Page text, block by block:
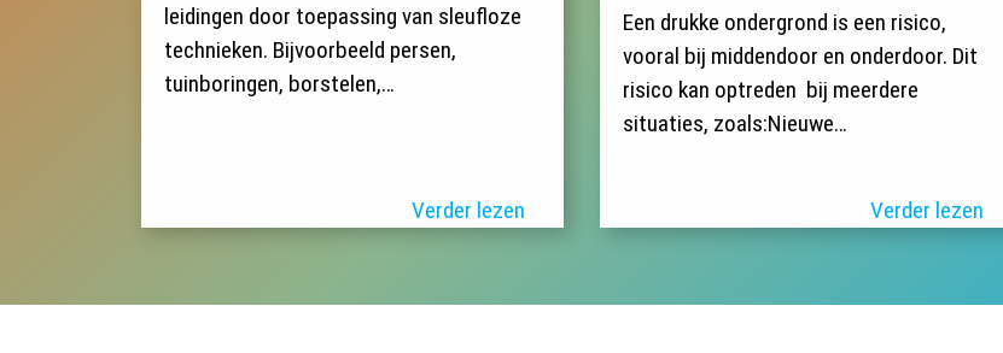
leidingen door toepassing van sleufloze
technieken. Bijvoorbeeld persen,
tuinboringen, borstelen,…
Verder lezen
Een drukke ondergrond is een risico,
vooral bij middendoor en onderdoor. Dit
risico kan optreden bij meerdere
situaties, zoals:Nieuwe…
Verder lezen